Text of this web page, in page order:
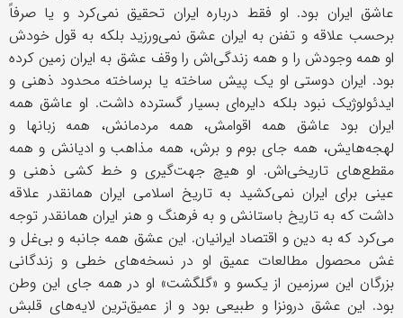
عاشق ایران بود. او فقط درباره ایران تحقیق نمی‌کرد و یا صرفاً
برحسب علاقه و تفنن به ایران عشق نمی‌ورزید بلکه به قول خودش
او همه وجودش را و همه زندگی‌اش را وقف عشق به ایران زمین کرده
بود. ایران دوستی او یک پیش ساخته یا برساخته محدود ذهنی و
ایدئولوژیک نبود بلکه دایره‌ای بسیار گسترده داشت. او عاشق همه
ایران بود عاشق همه اقوامش، همه مردمانش، همه زبانها و
لهجه‌هایش، همه جای بوم و برش، همه مذاهب و ادیانش و همه
مقطع‌های تاریخی‌اش. او هیچ جهت‌گیری و خط کشی ذهنی و
عینی برای ایران نمی‌کشید به تاریخ اسلامی ایران همانقدر علاقه
داشت که به تاریخ باستانش و به فرهنگ و هنر ایران همانقدر توجه
می‌کرد که به دین و اقتصاد ایرانیان. این عشق همه جانبه و بی‌غل و
غش محصول مطالعات عمیق او در نسخه‌های خطی و زندگانی
بزرگان این سرزمین از یکسو و «گلگشت» او در همه جای این وطن
بود. این عشق درونزا و طبیعی بود و از عمیق‌ترین لایه‌های قلبش